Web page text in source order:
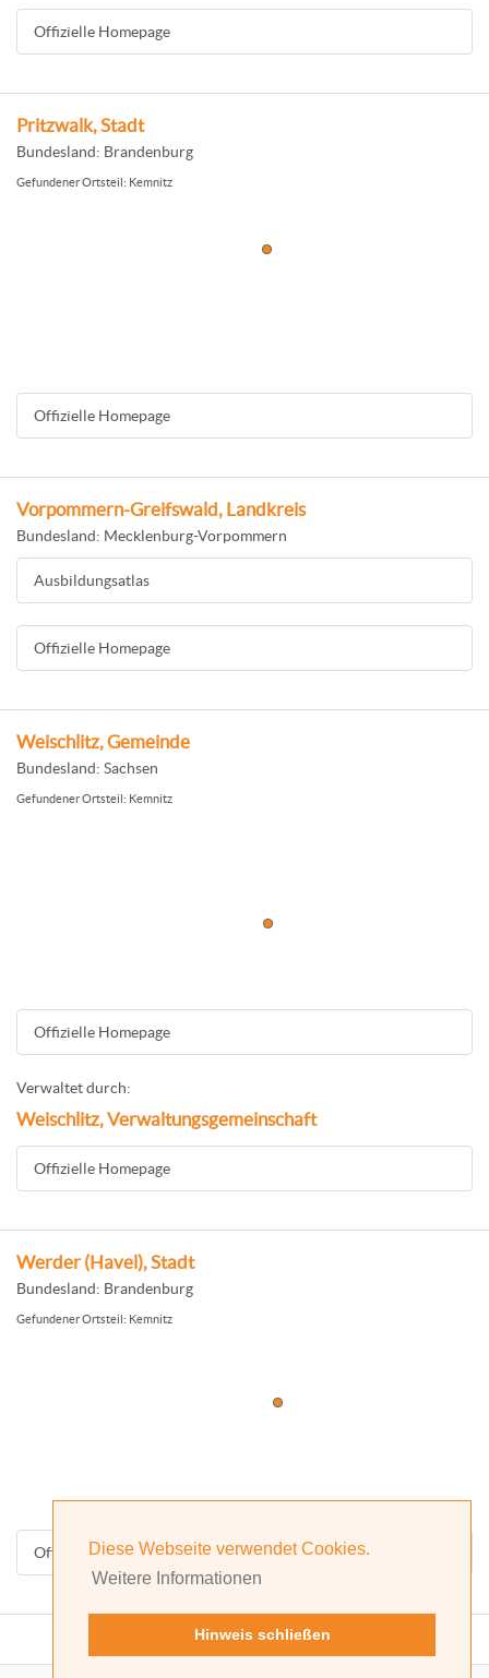
Diese Webseite verwendet Cookies.
Weitere Informationen
Hinweis schließen
Offizielle Homepage
Pritzwalk, Stadt
Bundesland: Brandenburg
Gefundener Ortsteil: Kemnitz
Offizielle Homepage
Vorpommern-Greifswald, Landkreis
Bundesland: Mecklenburg-Vorpommern
Ausbildungsatlas
Offizielle Homepage
Weischlitz, Gemeinde
Bundesland: Sachsen
Gefundener Ortsteil: Kemnitz
Offizielle Homepage
Verwaltet durch:
Weischlitz, Verwaltungsgemeinschaft
Offizielle Homepage
Werder (Havel), Stadt
Bundesland: Brandenburg
Gefundener Ortsteil: Kemnitz
Offizielle Homepage